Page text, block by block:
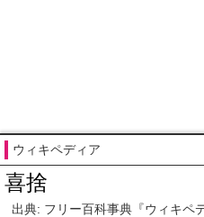
ウィキペディア
喜捨
出典: フリー百科事典『ウィキペ